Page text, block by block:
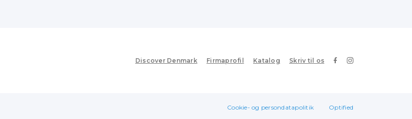
Discover Denmark Firmaprofil Katalog Skriv til os
Cookie- og persondatapolitik Optified